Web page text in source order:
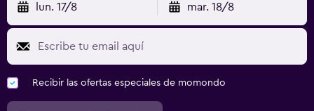
lun. 17/8 mar. 18/8
Recibir las ofertas especiales de momondo